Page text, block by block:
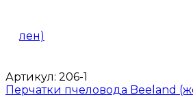
Артикул: 206-1
Перчатки пчеловода Beeland